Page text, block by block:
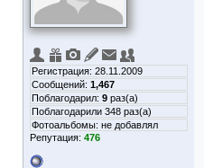
Регистрация: 28.11.2009
Сообщений: 1,467
Поблагодарил: 9 раз(а)
Поблагодарили 348 раз(а)
Фотоальбомы: не добавлял
Репутация: 476